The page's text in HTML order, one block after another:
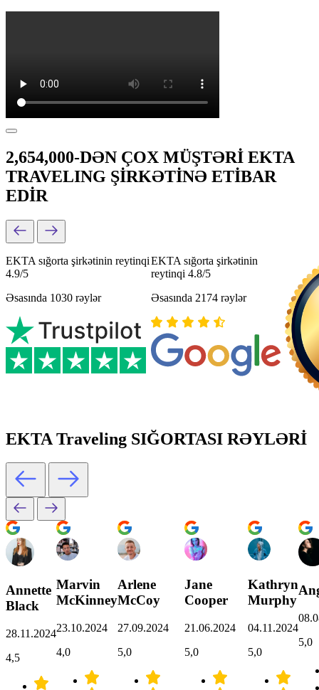
2,654,000-DƏN ÇOX MÜŞTƏRİ EKTA
TRAVELING ŞİRKƏTİNƏ ETİBAR
EDİR
EKTA sığorta şirkətinin reytinqi
4.9/5
Əsasında 1030 rəylər
EKTA sığorta şirkətinin
reytinqi 4.8/5
Əsasında 2174 rəylər
EKTA Traveling SIĞORTASI RƏYLƏRİ
Annette
Black
28.11.2024
4,5
Marvin
McKinney
23.10.2024
4,0
Arlene
McCoy
27.09.2024
5,0
Jane
Cooper
21.06.2024
5,0
Kathryn
Murphy
04.11.2024
5,0
5,0